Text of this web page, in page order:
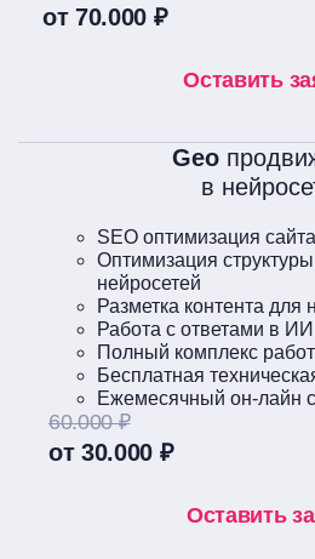
от 70.000 ₽
Оставить
Geo
в
SEO оптимизация сайта
Оптимизация
нейросетей
Разметка контента для
Работа с ответами в ИИ
Полный комплекс
Бесплатная
Ежемесячный он-лайн
60.000 ₽
от 30.000 ₽
Оставить